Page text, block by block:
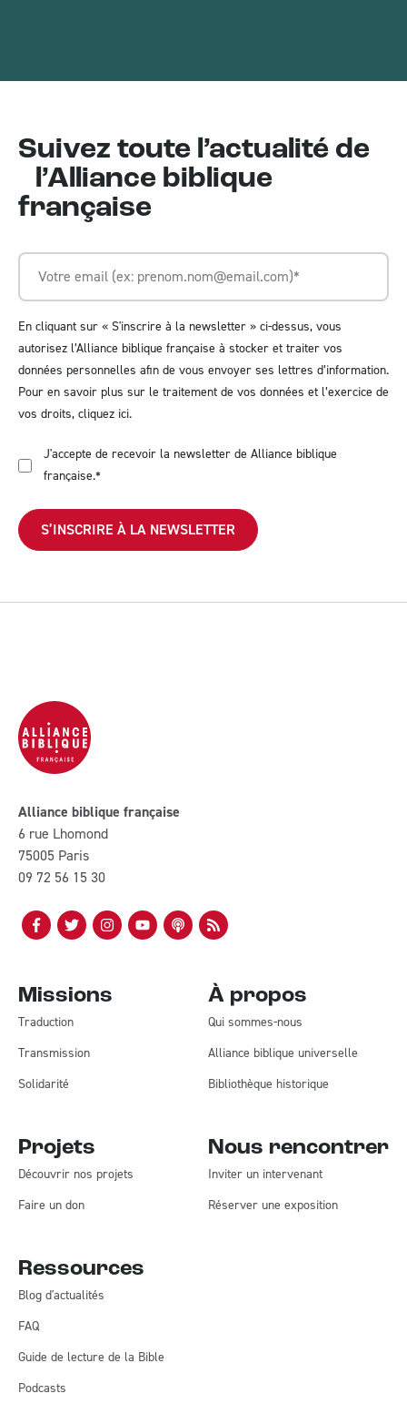
Suivez toute l’actualité de
l’Alliance biblique
française
En cliquant sur « S'inscrire à la newsletter » ci-dessus, vous
autorisez l’Alliance biblique française à stocker et traiter vos
données personnelles afin de vous envoyer ses lettres d’information.
Pour en savoir plus sur le traitement de vos données et l’exercice de
vos droits, cliquez ici.
J'accepte de recevoir la newsletter de Alliance biblique
française.*
Alliance biblique française
6 rue Lhomond
75005 Paris
09 72 56 15 30
Missions
Traduction
Transmission
Solidarité
Projets
Découvrir nos projets
Faire un don
À propos
Qui sommes-nous
Alliance biblique universelle
Bibliothèque historique
Nous rencontrer
Inviter un intervenant
Réserver une exposition
Ressources
Blog d'actualités
FAQ
Guide de lecture de la Bible
Podcasts